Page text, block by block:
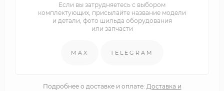
Если вы затрудняетесь с выбором
комплектующих, присылайте название модели
и детали, фото шильда оборудования
или запчасти
MAX TELEGRAM
Подробнее о доставке и оплате: Доставка и